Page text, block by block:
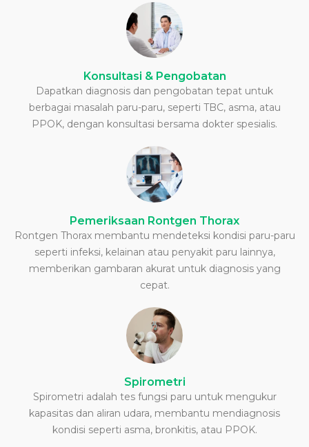
Konsultasi & Pengobatan
Dapatkan diagnosis dan pengobatan tepat untuk
berbagai masalah paru-paru, seperti TBC, asma, atau
PPOK, dengan konsultasi bersama dokter spesialis.
Pemeriksaan Rontgen Thorax
Rontgen Thorax membantu mendeteksi kondisi paru-paru
seperti infeksi, kelainan atau penyakit paru lainnya,
memberikan gambaran akurat untuk diagnosis yang
cepat.
Spirometri
Spirometri adalah tes fungsi paru untuk mengukur
kapasitas dan aliran udara, membantu mendiagnosis
kondisi seperti asma, bronkitis, atau PPOK.